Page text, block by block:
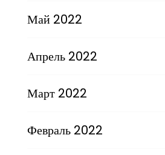
Май 2022
Апрель 2022
Март 2022
Февраль 2022